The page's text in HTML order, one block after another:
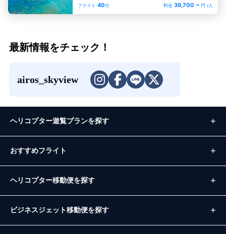
フライト 40分 料金 39,700 ~ 円 /人
最新情報をチェック！
airos_skyview
ヘリコプター遊覧プランを探す
おすすめフライト
ヘリコプター移動便を探す
ビジネスジェット移動便を探す